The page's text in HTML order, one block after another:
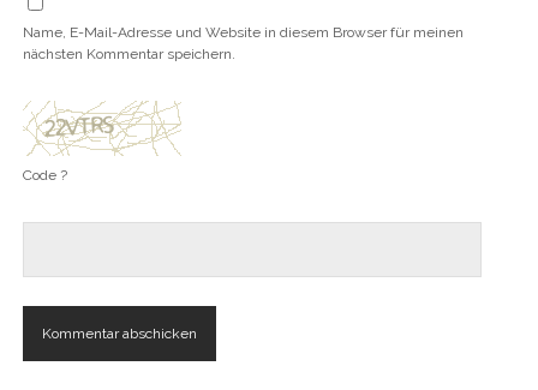
Name, E-Mail-Adresse und Website in diesem Browser für meinen
nächsten Kommentar speichern.
Code ?